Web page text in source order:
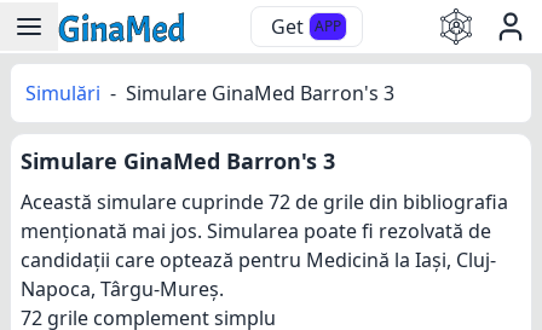
Get APP
Simulări - Simulare GinaMed Barron's 3
Simulare GinaMed Barron's 3
Această simulare cuprinde 72 de grile din bibliografia
menționată mai jos. Simularea poate fi rezolvată de
candidații care optează pentru Medicină la Iași, Cluj-
Napoca, Târgu-Mureș.
72 grile complement simplu